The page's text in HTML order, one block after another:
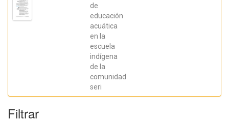
de
educación
acuática
en la
escuela
indígena
de la
comunidad
seri
Ramírez Cruz,
Filtrar